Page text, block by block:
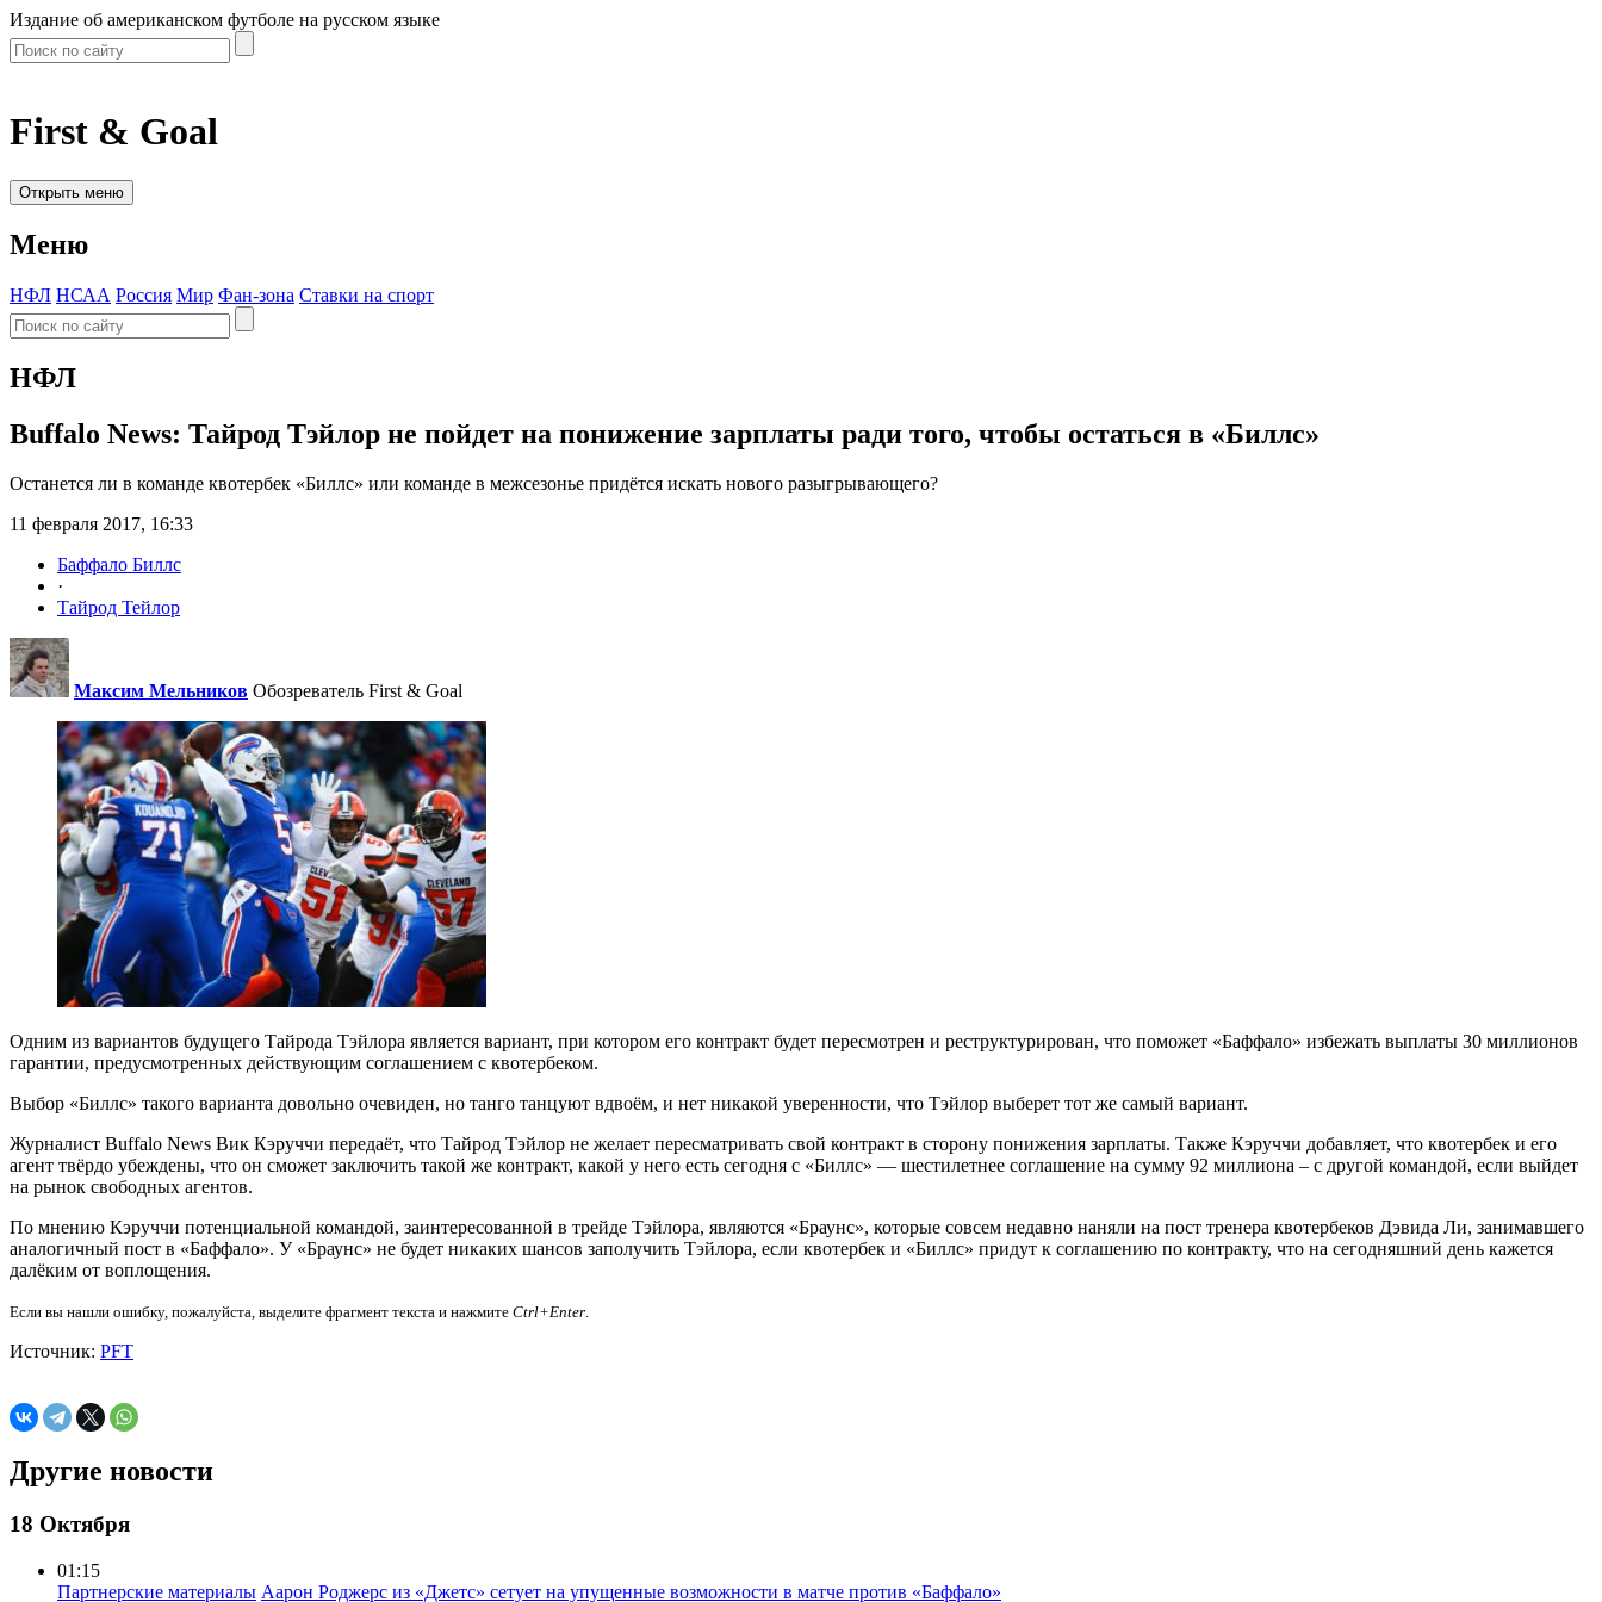
Издание об американском футболе на русском языке
First & Goal
Открыть меню
Меню
НФЛ НСАА Россия Мир Фан-зона Ставки на спорт
НФЛ
Buffalo News: Тайрод Тэйлор не пойдет на понижение зарплаты ради того, чтобы остаться в «Биллс»
Останется ли в команде квотербек «Биллс» или команде в межсезонье придётся искать нового разыгрывающего?
11 февраля 2017, 16:33
Баффало Биллс
·
Тайрод Тейлор
Максим Мельников Обозреватель First & Goal
Одним из вариантов будущего Тайрода Тэйлора является вариант, при котором его контракт будет пересмотрен и реструктурирован, что поможет «Баффало» избежать выплаты 30 миллионов
гарантии, предусмотренных действующим соглашением с квотербеком.
Выбор «Биллс» такого варианта довольно очевиден, но танго танцуют вдвоём, и нет никакой уверенности, что Тэйлор выберет тот же самый вариант.
Журналист Buffalo News Вик Кэруччи передаёт, что Тайрод Тэйлор не желает пересматривать свой контракт в сторону понижения зарплаты. Также Кэруччи добавляет, что квотербек и его
агент твёрдо убеждены, что он сможет заключить такой же контракт, какой у него есть сегодня с «Биллс» — шестилетнее соглашение на сумму 92 миллиона – с другой командой, если выйдет
на рынок свободных агентов.
По мнению Кэруччи потенциальной командой, заинтересованной в трейде Тэйлора, являются «Браунс», которые совсем недавно наняли на пост тренера квотербеков Дэвида Ли, занимавшего
аналогичный пост в «Баффало». У «Браунс» не будет никаких шансов заполучить Тэйлора, если квотербек и «Биллс» придут к соглашению по контракту, что на сегодняшний день кажется
далёким от воплощения.
Если вы нашли ошибку, пожалуйста, выделите фрагмент текста и нажмите Ctrl+Enter.
Источник: PFT
Другие новости
18 Октября
01:15
Партнерские материалы Аарон Роджерс из «Джетс» сетует на упущенные возможности в матче против «Баффало»